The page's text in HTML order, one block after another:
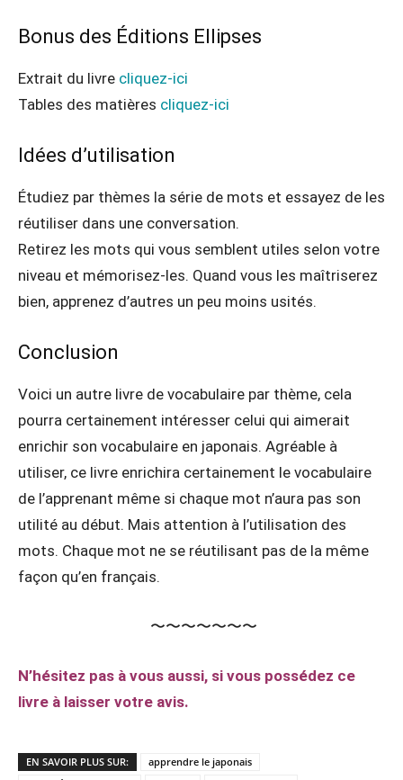
Bonus des Éditions Ellipses
Extrait du livre cliquez-ici
Tables des matières cliquez-ici
Idées d’utilisation
Étudiez par thèmes la série de mots et essayez de les
réutiliser dans une conversation.
Retirez les mots qui vous semblent utiles selon votre
niveau et mémorisez-les. Quand vous les maîtriserez
bien, apprenez d’autres un peu moins usités.
Conclusion
Voici un autre livre de vocabulaire par thème, cela
pourra certainement intéresser celui qui aimerait
enrichir son vocabulaire en japonais. Agréable à
utiliser, ce livre enrichira certainement le vocabulaire
de l’apprenant même si chaque mot n’aura pas son
utilité au début. Mais attention à l’utilisation des
mots. Chaque mot ne se réutilisant pas de la même
façon qu’en français.
〜〜〜〜〜〜〜
N’hésitez pas à vous aussi, si vous possédez ce
livre à laisser votre avis.
EN SAVOIR PLUS SUR:
apprendre le japonais